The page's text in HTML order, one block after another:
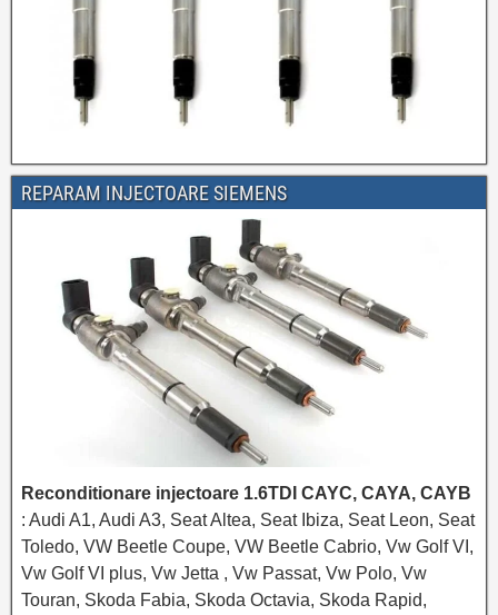
REPARAM INJECTOARE SIEMENS
Reconditionare injectoare 1.6TDI CAYC, CAYA, CAYB
: Audi A1, Audi A3, Seat Altea, Seat Ibiza, Seat Leon, Seat
Toledo, VW Beetle Coupe, VW Beetle Cabrio, Vw Golf VI,
Vw Golf VI plus, Vw Jetta , Vw Passat, Vw Polo, Vw
Touran, Skoda Fabia, Skoda Octavia, Skoda Rapid,